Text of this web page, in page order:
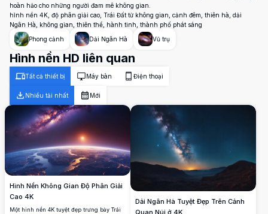
hoàn hảo cho những người đam mê không gian.
hình nền 4K, độ phân giải cao, Trái Đất từ không gian, cảnh đêm, thiên hà, dải
Ngân Hà, không gian, thiên thể, hành tinh, thành phố phát sáng
Phong cảnh
Dải Ngân Hà Vũ trụ
Hình nền HD liên quan
Tất cả thiết bị Máy bàn Điện thoại
Nhiều tải nhất Mới
Hình Nền Không Gian Độ Phân Giải
Cao 4K
Một hình nền 4K tuyệt đẹp trưng bày Trái
Dải Ngân Hà Tuyệt Đẹp Trên Cảnh
Quan Núi ở 4K